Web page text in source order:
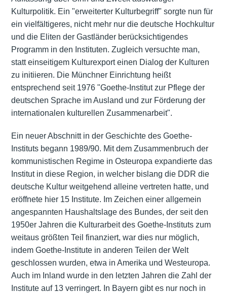
Kulturpolitik. Ein "erweiterter Kulturbegriff" sorgte nun für
ein vielfältigeres, nicht mehr nur die deutsche Hochkultur
und die Eliten der Gastländer berücksichtigendes
Programm in den Instituten. Zugleich versuchte man,
statt einseitigem Kulturexport einen Dialog der Kulturen
zu initiieren. Die Münchner Einrichtung heißt
entsprechend seit 1976 "Goethe-Institut zur Pflege der
deutschen Sprache im Ausland und zur Förderung der
internationalen kulturellen Zusammenarbeit".
Ein neuer Abschnitt in der Geschichte des Goethe-
Instituts begann 1989/90. Mit dem Zusammenbruch der
kommunistischen Regime in Osteuropa expandierte das
Institut in diese Region, in welcher bislang die DDR die
deutsche Kultur weitgehend alleine vertreten hatte, und
eröffnete hier 15 Institute. Im Zeichen einer allgemein
angespannten Haushaltslage des Bundes, der seit den
1950er Jahren die Kulturarbeit des Goethe-Instituts zum
weitaus größten Teil finanziert, war dies nur möglich,
indem Goethe-Institute in anderen Teilen der Welt
geschlossen wurden, etwa in Amerika und Westeuropa.
Auch im Inland wurde in den letzten Jahren die Zahl der
Institute auf 13 verringert. In Bayern gibt es nur noch in